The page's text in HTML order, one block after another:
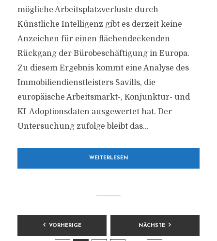
mögliche Arbeitsplatzverluste durch
Künstliche Intelligenz gibt es derzeit keine
Anzeichen für einen flächendeckenden
Rückgang der Bürobeschäftigung in Europa.
Zu diesem Ergebnis kommt eine Analyse des
Immobiliendienstleisters Savills, die
europäische Arbeitsmarkt-, Konjunktur- und
KI-Adoptionsdaten ausgewertet hat. Der
Untersuchung zufolge bleibt das...
WEITERLESEN
BEITRAGSNAVIGATION
VORHERIGE NÄCHSTE